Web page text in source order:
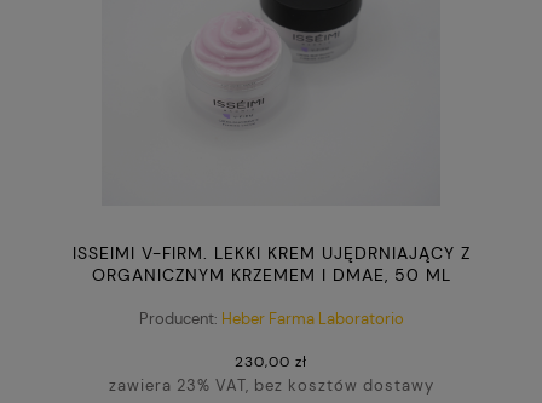
ISSEIMI V-FIRM. LEKKI KREM UJĘDRNIAJĄCY Z
ORGANICZNYM KRZEMEM I DMAE, 50 ML
Producent: Heber Farma Laboratorio
230,00 zł
zawiera 23% VAT, bez kosztów dostawy